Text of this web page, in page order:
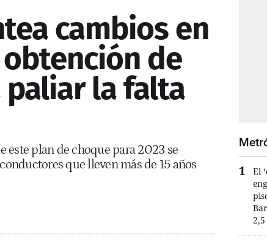
cambios en
de
paliar la falta
este plan de choque para 2023 se
que lleven más de 15 años
El